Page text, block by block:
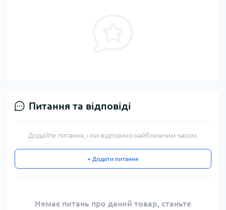
Питання та відповіді
Додайте питання, і ми відповімо найближчим часом.
+ Додати питання
Немає питань про даний товар, станьте